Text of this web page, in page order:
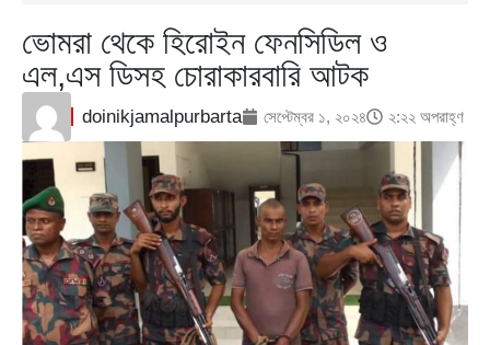
ভোমরা থেকে হিরোইন ফেনসিডিল ও
এল,এস ডিসহ চোরাকারবারি আটক
doinikjamalpurbarta সেপ্টেম্বর ১, ২০২৪ ২:২২ অপরাহ্ণ